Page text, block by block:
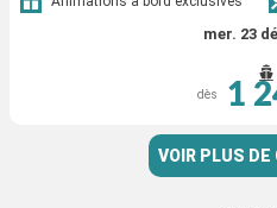
mer. 23
dès 1
VOIR PLUS DE